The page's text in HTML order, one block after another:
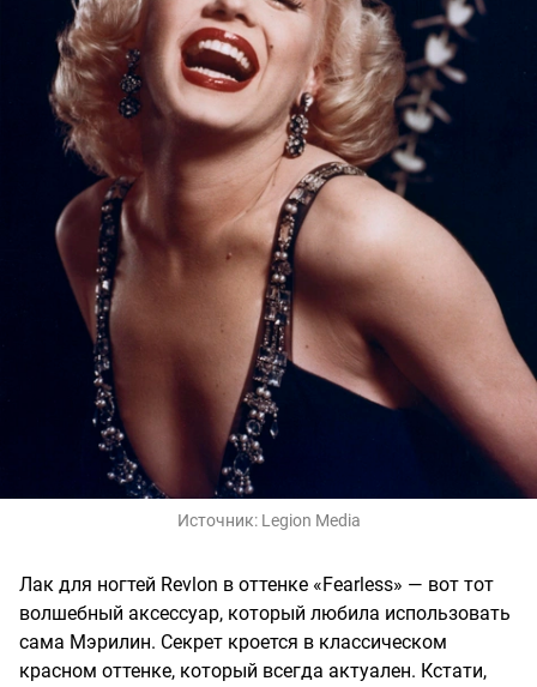
Источник: Legion Media
Лак для ногтей Revlon в оттенке «Fearless» — вот тот
волшебный аксессуар, который любила использовать
сама Мэрилин. Секрет кроется в классическом
красном оттенке, который всегда актуален. Кстати,